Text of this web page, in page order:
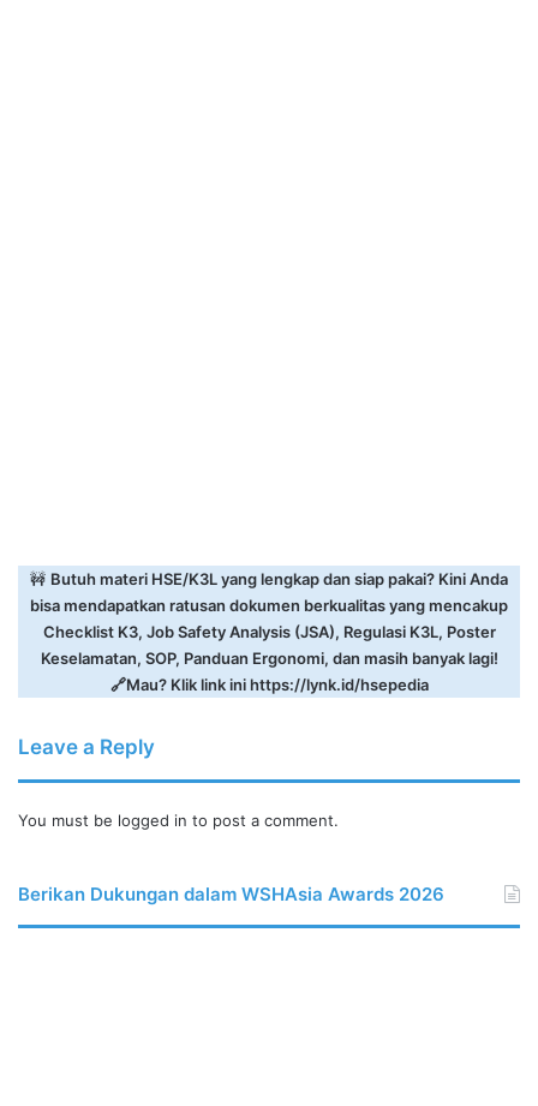
🚧 Butuh materi HSE/K3L yang lengkap dan siap pakai? Kini Anda
bisa mendapatkan ratusan dokumen berkualitas yang mencakup
Checklist K3, Job Safety Analysis (JSA), Regulasi K3L, Poster
Keselamatan, SOP, Panduan Ergonomi, dan masih banyak lagi!
🔗Mau? Klik link inihttps://lynk.id/hsepedia
Leave a Reply
You must be logged in to post a comment.
Berikan Dukungan dalam WSHAsia Awards 2026